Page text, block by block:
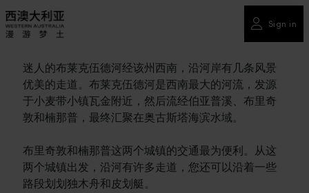
Sign in
迷人的布莱克伍德河经该州西南，沿河岸有几条风景
优美的走道。布莱克伍德河是西南最大的河流，发源
于小麦带小镇瓦金附近，然后流经伯亚普溪、布里奇
敦和楠那普，最终汇聚在奥古斯塔海滨水域。
布里奇敦和楠那普这两个城镇的交通最为便利。从这
两个城镇出发，沿河有许多走道，您还可以沿着一些
路段划划独木舟和皮划艇。